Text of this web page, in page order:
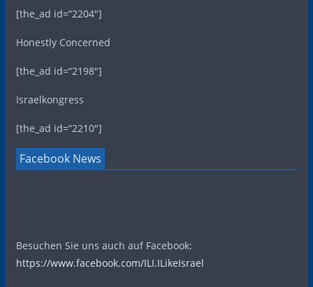
[the_ad id=“2204″]
Honestly Concerned
[the_ad id=“2198″]
Israelkongress
[the_ad id=“2210″]
Facebook News
Besuchen Sie uns auch auf Facebook:
https://www.facebook.com/ILI.ILikeIsrael